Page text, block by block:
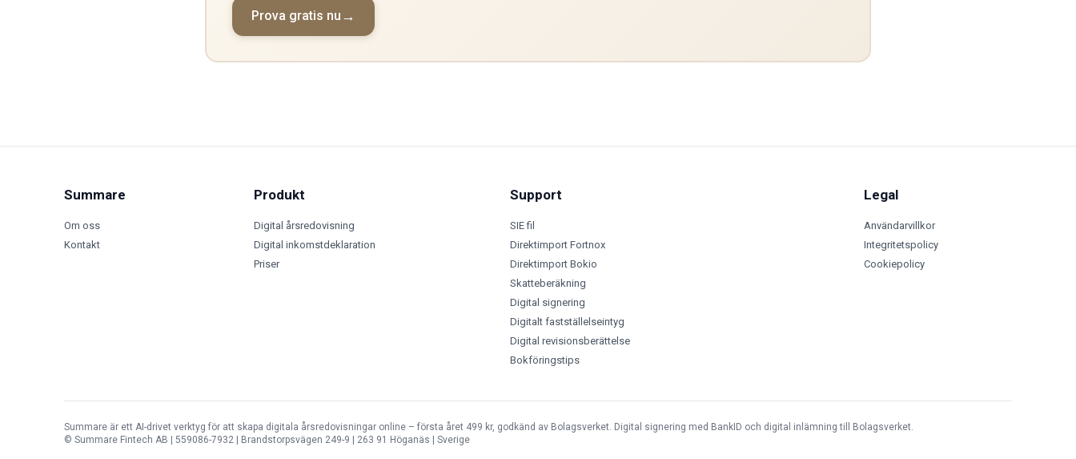
Prova gratis nu
Summare
Om oss
Kontakt
Produkt
Digital årsredovisning
Digital inkomstdeklaration
Priser
Support
SIE fil
Direktimport Fortnox
Direktimport Bokio
Skatteberäkning
Digital signering
Digitalt fastställelseintyg
Digital revisionsberättelse
Bokföringstips
Legal
Användarvillkor
Integritetspolicy
Cookiepolicy
Summare är ett AI-drivet verktyg för att skapa digitala årsredovisningar online – första året 499 kr, godkänd av Bolagsverket. Digital signering med BankID och digital inlämning till Bolagsverket.
© Summare Fintech AB | 559086-7932 | Brandstorpsvägen 249-9 | 263 91 Höganäs | Sverige